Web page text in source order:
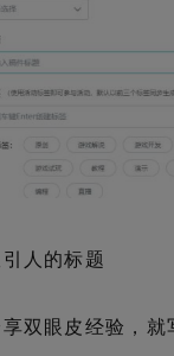
人的标题
双眼皮经验，就